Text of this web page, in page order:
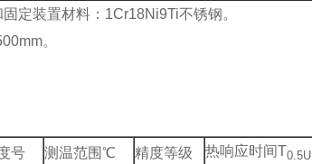
定装置材料：1Cr18Ni9Ti不锈钢。
。
号 测温范围℃ 精度等级 热响应时间T0.5U